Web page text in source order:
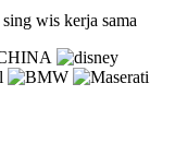
wis kerja sama